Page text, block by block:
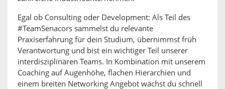
Egal ob Consulting oder Development: Als Teil des
#TeamSenacors sammelst du relevante
Praxiserfahrung für dein Studium, übernimmst früh
Verantwortung und bist ein wichtiger Teil unserer
interdisziplinären Teams. In Kombination mit unserem
Coaching auf Augenhöhe, flachen Hierarchien und
einem breiten Networking Angebot wächst du schnell